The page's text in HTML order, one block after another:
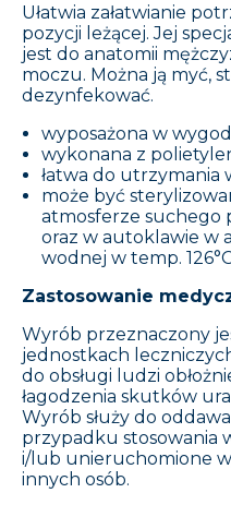
Ułatwia załatwianie
pozycji leżącej. Jej
jest do anatomii
moczu. Można ją myć,
dezynfekować.
wyposażona w
wykonana z
łatwa do utrzymania
może być
atmosferze suchego
oraz w autoklawie w
wodnej w temp.
Zastosowanie
Wyrób przeznaczony
jednostkach
do obsługi ludzi
łagodzenia skutków
Wyrób służy do
przypadku stosowania
i/lub unieruchomione
innych osób.